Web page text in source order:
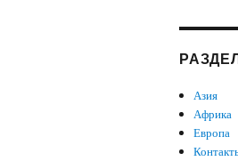
Азия
Африка
Европа